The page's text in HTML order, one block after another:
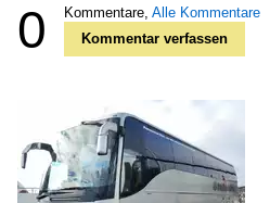
0 Kommentare, Alle Kommentare
Kommentar verfassen